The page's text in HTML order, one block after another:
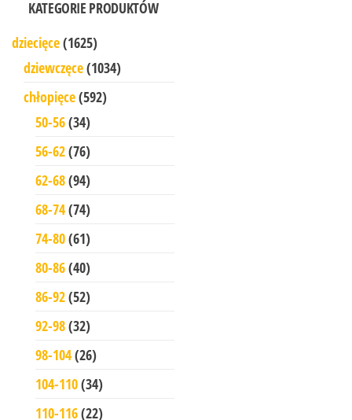
KATEGORIE PRODUKTÓW
dziecięce(1625)
dziewczęce(1034)
chłopięce(592)
50-56(34)
56-62(76)
62-68(94)
68-74(74)
74-80(61)
80-86(40)
86-92(52)
92-98(32)
98-104(26)
104-110(34)
110-116(22)